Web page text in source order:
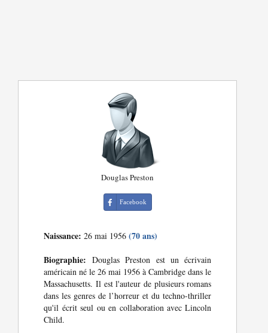
Douglas Preston
Facebook
Naissance: 26 mai 1956(70 ans)
Biographie: Douglas Preston est un écrivain
américain né le 26 mai 1956 à Cambridge dans le
Massachusetts. Il est l'auteur de plusieurs romans
dans les genres de l’horreur et du techno-thriller
qu'il écrit seul ou en collaboration avec Lincoln
Child.